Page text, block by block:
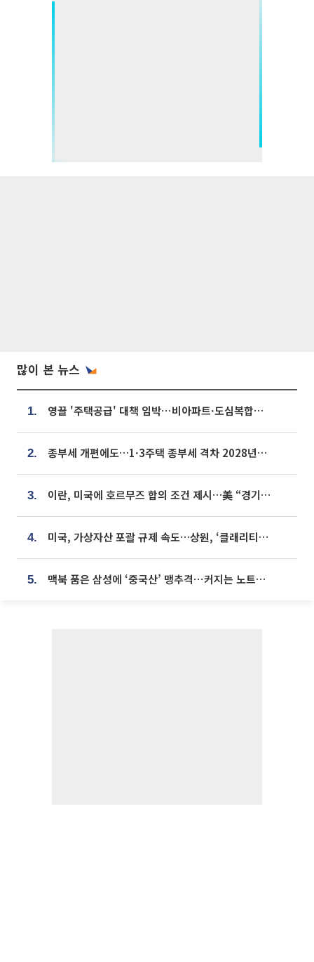
많이 본 뉴스
1. 영끌 '주택공급' 대책 임박⋯비아파트·도심복합까지 총동원
2. 종부세 개편에도…1·3주택 종부세 격차 2028년부터 확대
3. 이란, 미국에 호르무즈 합의 조건 제시…美 “경기 아직 안 끝나” [종합]
4. 미국, 가상자산 포괄 규제 속도…상원, ‘클래리티법’ 9월 절차투표 추진
5. 맥북 품은 삼성에 ‘중국산’ 맹추격⋯커지는 노트북 OLED 시장